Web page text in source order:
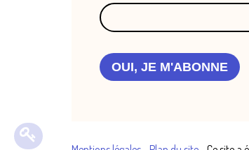
OUI, JE M'ABONNE